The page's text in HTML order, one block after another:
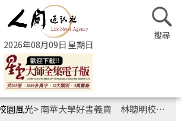
2026年08月09日 星期日
園風光>南華大學好書義賣 林聰明校長捐贈逾2000冊藏書